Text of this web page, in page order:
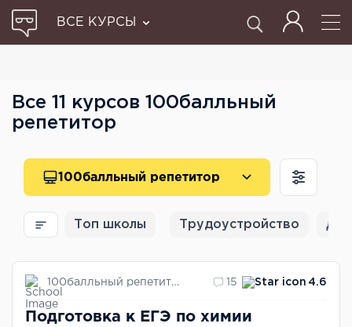
ВСЕ КУРСЫ
Все 11 курсов 100балльный
репетитор
100балльный репетитор
Топ школы Трудоустройство
100балльный репетитор 15 4.6
Подготовка к ЕГЭ по химии